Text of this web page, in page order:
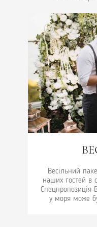
Весільний
наших гостей в
Спецпропозиція
у моря може